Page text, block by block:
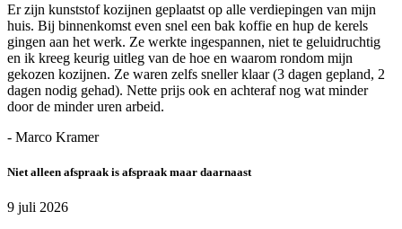
Er zijn kunststof kozijnen geplaatst op alle verdiepingen van mijn
huis. Bij binnenkomst even snel een bak koffie en hup de kerels
gingen aan het werk. Ze werkte ingespannen, niet te geluidruchtig
en ik kreeg keurig uitleg van de hoe en waarom rondom mijn
gekozen kozijnen. Ze waren zelfs sneller klaar (3 dagen gepland, 2
dagen nodig gehad). Nette prijs ook en achteraf nog wat minder
door de minder uren arbeid.
- Marco Kramer
Niet alleen afspraak is afspraak maar daarnaast
9 juli 2026